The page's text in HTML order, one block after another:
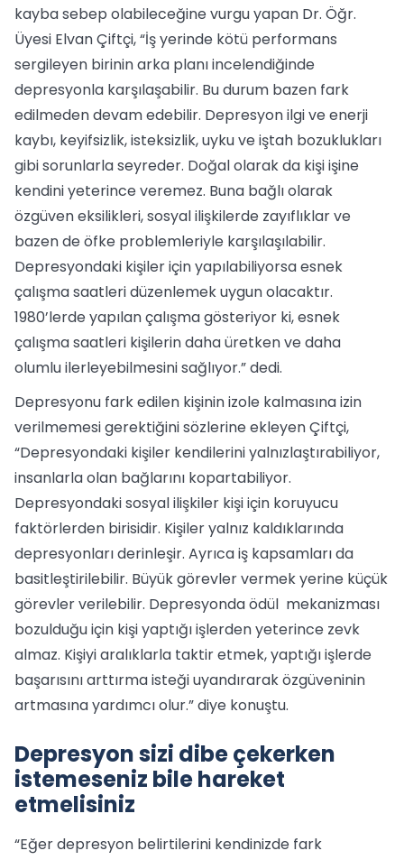
kayba sebep olabileceğine vurgu yapan Dr. Öğr.
Üyesi Elvan Çiftçi, “İş yerinde kötü performans
sergileyen birinin arka planı incelendiğinde
depresyonla karşılaşabilir. Bu durum bazen fark
edilmeden devam edebilir. Depresyon ilgi ve enerji
kaybı, keyifsizlik, isteksizlik, uyku ve iştah bozuklukları
gibi sorunlarla seyreder. Doğal olarak da kişi işine
kendini yeterince veremez. Buna bağlı olarak
özgüven eksilikleri, sosyal ilişkilerde zayıflıklar ve
bazen de öfke problemleriyle karşılaşılabilir.
Depresyondaki kişiler için yapılabiliyorsa esnek
çalışma saatleri düzenlemek uygun olacaktır.
1980’lerde yapılan çalışma gösteriyor ki, esnek
çalışma saatleri kişilerin daha üretken ve daha
olumlu ilerleyebilmesini sağlıyor.” dedi.
Depresyonu fark edilen kişinin izole kalmasına izin
verilmemesi gerektiğini sözlerine ekleyen Çiftçi,
“Depresyondaki kişiler kendilerini yalnızlaştırabiliyor,
insanlarla olan bağlarını kopartabiliyor.
Depresyondaki sosyal ilişkiler kişi için koruyucu
faktörlerden birisidir. Kişiler yalnız kaldıklarında
depresyonları derinleşir. Ayrıca iş kapsamları da
basitleştirilebilir. Büyük görevler vermek yerine küçük
görevler verilebilir. Depresyonda ödül mekanizması
bozulduğu için kişi yaptığı işlerden yeterince zevk
almaz. Kişiyi aralıklarla taktir etmek, yaptığı işlerde
başarısını arttırma isteği uyandırarak özgüveninin
artmasına yardımcı olur.” diye konuştu.
Depresyon sizi dibe çekerken
istemeseniz bile hareket
etmelisiniz
“Eğer depresyon belirtilerini kendinizde fark